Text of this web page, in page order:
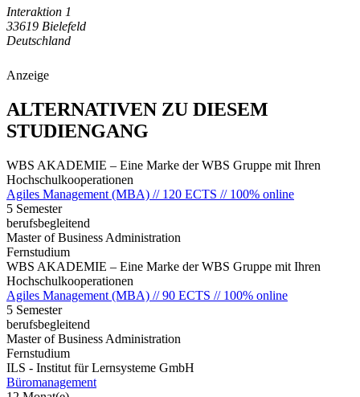
Interaktion 1
33619 Bielefeld
Deutschland
Anzeige
ALTERNATIVEN ZU DIESEM
STUDIENGANG
WBS AKADEMIE – Eine Marke der WBS Gruppe mit Ihren
Hochschulkooperationen
Agiles Management (MBA) // 120 ECTS // 100% online
5 Semester
berufsbegleitend
Master of Business Administration
Fernstudium
WBS AKADEMIE – Eine Marke der WBS Gruppe mit Ihren
Hochschulkooperationen
Agiles Management (MBA) // 90 ECTS // 100% online
5 Semester
berufsbegleitend
Master of Business Administration
Fernstudium
ILS - Institut für Lernsysteme GmbH
Büromanagement